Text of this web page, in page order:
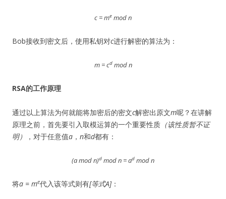
c = me mod n
Bob接收到密文后，使用私钥对c进行解密的算法为：
m = cdmod n
RSA的工作原理
通过以上算法为何就能将加密后的密文c解密出原文m呢？在讲解
原理之前，首先要引入取模运算的一个重要性质 （该性质暂不证
明）
，对于任意值a ， n和d都有：
(a mod n)d modn = ad mod n
将a = me代入该等式则有[等式A]：